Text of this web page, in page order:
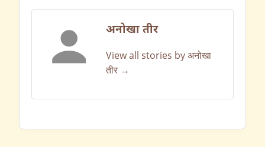
अनोखा तीर
View all stories by अनोखा
तीर →